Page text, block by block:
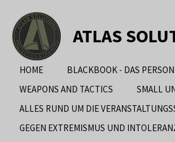
Hauptinhalt
springen
ATLAS
HOME BLACKBOOK - DAS
WEAPONS AND TACTICS
SMALL
ALLES RUND UM DIE
GEGEN EXTREMISMUS UND